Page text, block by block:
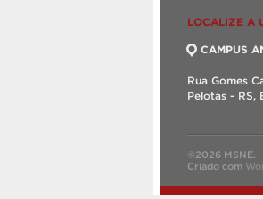
LOCALIZE A
CAMPUS
Rua Gomes
Pelotas - RS,
©2026 MSNE.
Criado com